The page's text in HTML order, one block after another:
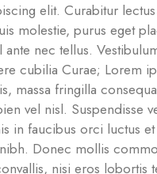
elit. Curabitur
molestie, purus eget
nec tellus.
cubilia Curae; Lorem
massa fringilla
vel nisl. Suspendisse
in faucibus orci luctus
Donec mollis
nisi eros lobortis